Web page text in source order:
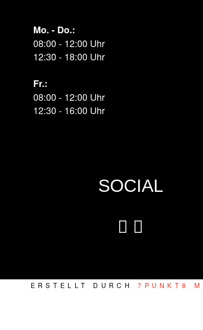
SOCIAL
Mo. - Do.:
08:00 - 12:00 Uhr
12:30 - 18:00 Uhr
Fr.:
08:00 - 12:00 Uhr
12:30 - 16:00 Uhr
ERSTELLT DURCH7PUNKT8